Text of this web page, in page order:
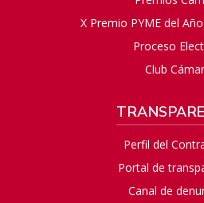
X Premio PYME del
Proceso
Club
Perfil del
Portal de
Canal de